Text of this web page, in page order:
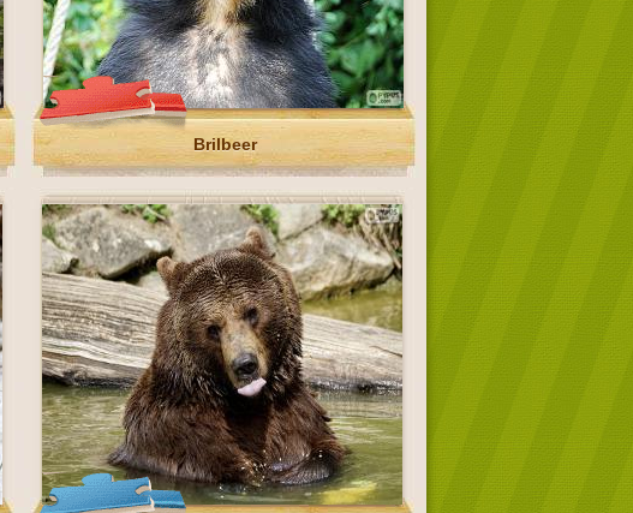
Brilbeer